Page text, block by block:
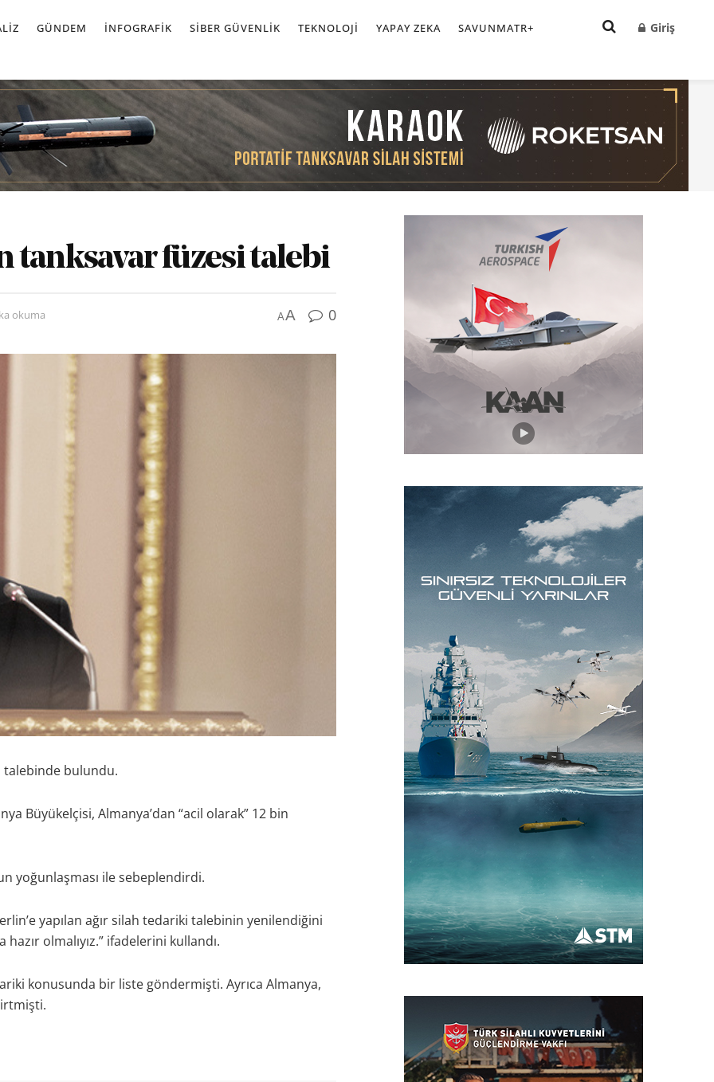
GÜNDEM İNFOGRAFIK SIBER GÜVENLIK TEKNOLOJI YAPAY ZEKA SAVUNMATR+ Giriş
tanksavar füzesi talebi
okuma AA 0
talebinde bulundu.
Büyükelçisi, Almanya’dan “acil olarak” 12 bin
yoğunlaşması ile sebeplendirdi.
yapılan ağır silah tedariki talebinin yenilendiğini
olmalıyız.” ifadelerini kullandı.
konusunda bir liste göndermişti. Ayrıca Almanya,